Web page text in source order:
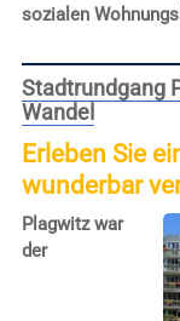
sozialen
Stadtrundgang
Wandel
Erleben Sie
wunderbar
Plagwitz war
der